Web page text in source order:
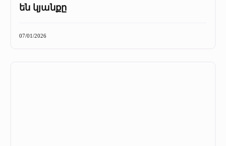
են կյանքը
07/01/2026